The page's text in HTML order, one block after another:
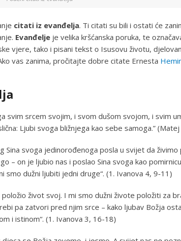
citati iz evanđelja. Ti citati su bili i ostati će
Evanđelje je velika kršćanska poruka, te
vjere, tako i pisani tekst o Isusovu životu,
vas zanima, pročitajte dobre citate Ernesta
svim srcem svojim, i svom dušom svojom, i svim
Ljubi svoga bližnjega kao sebe samoga.”
Sina svoga jedinorođenoga posla u svijet da živimo
– on je ljubio nas i poslao Sina svoga kao
smo dužni ljubiti jedni druge“. (1. Ivanova 4, 9-11)
život svoj. I mi smo dužni živote položiti za
pa zatvori pred njim srce – kako ljubav Božja
i istinom“. (1. Ivanova 3, 16-18)